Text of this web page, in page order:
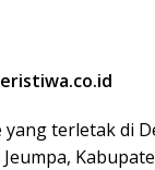
terletak di